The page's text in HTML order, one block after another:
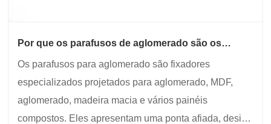
Por que os parafusos de aglomerado são os
desempenho?
Os parafusos para aglomerado são fixadores
especializados projetados para aglomerado, MDF,
aglomerado, madeira macia e vários painéis
compostos. Eles apresentam uma ponta afiada, design